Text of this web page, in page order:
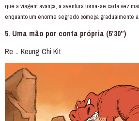
que a viagem avança, a aventura torna-se cada vez
enquanto um enorme segredo começa gradualmente
5. Uma mão por conta própria (5’30”)
Re．Keung Chi Kit